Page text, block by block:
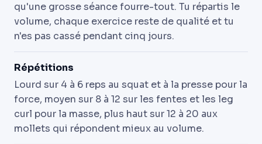
qu'une grosse séance fourre-tout. Tu répartis le
volume, chaque exercice reste de qualité et tu
n'es pas cassé pendant cinq jours.
Répétitions
Lourd sur 4 à 6 reps au squat et à la presse pour la
force, moyen sur 8 à 12 sur les fentes et les leg
curl pour la masse, plus haut sur 12 à 20 aux
mollets qui répondent mieux au volume.